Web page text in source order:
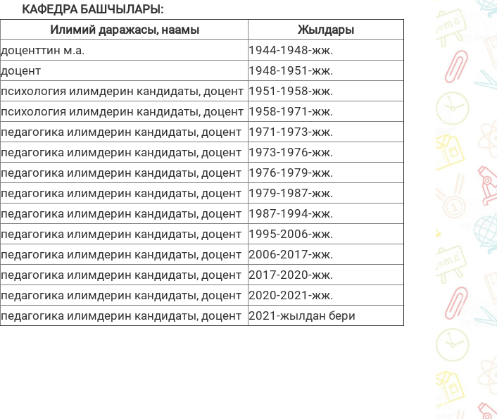
КАФЕДРА БАШЧЫЛАРЫ:
Илимий даражасы, наамы
Жылдары
доценттин м.а.
1944-1948-жж.
доцент
1948-1951-жж.
психология илимдерин кандидаты, доцент 1951-1958-жж.
психология илимдерин кандидаты, доцент 1958-1971-жж.
педагогика илимдерин кандидаты, доцент 1971-1973-жж.
педагогика илимдерин кандидаты, доцент 1973-1976-жж.
педагогика илимдерин кандидаты, доцент 1976-1979-жж.
педагогика илимдерин кандидаты, доцент 1979-1987-жж.
педагогика илимдерин кандидаты, доцент 1987-1994-жж.
педагогика илимдерин кандидаты, доцент 1995-2006-жж.
педагогика илимдерин кандидаты, доцент 2006-2017-жж.
педагогика илимдерин кандидаты, доцент 2017-2020-жж.
педагогика илимдерин кандидаты, доцент 2020-2021-жж.
педагогика илимдерин кандидаты, доцент 2021-жылдан бери